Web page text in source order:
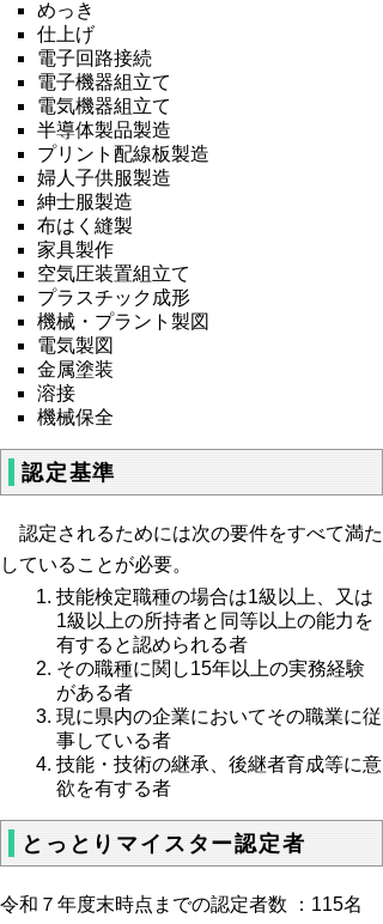
めっき
仕上げ
電子回路接続
電子機器組立て
電気機器組立て
半導体製品製造
プリント配線板製造
婦人子供服製造
紳士服製造
布はく縫製
家具製作
空気圧装置組立て
プラスチック成形
機械・プラント製図
電気製図
金属塗装
溶接
機械保全
認定基準
認定されるためには次の要件をすべて満た
していることが必要。
技能検定職種の場合は1級以上、又は
1級以上の所持者と同等以上の能力を
有すると認められる者
その職種に関し15年以上の実務経験
がある者
現に県内の企業においてその職業に従
事している者
技能・技術の継承、後継者育成等に意
欲を有する者
とっとりマイスター認定者
令和７年度末時点までの認定者数 ：115名